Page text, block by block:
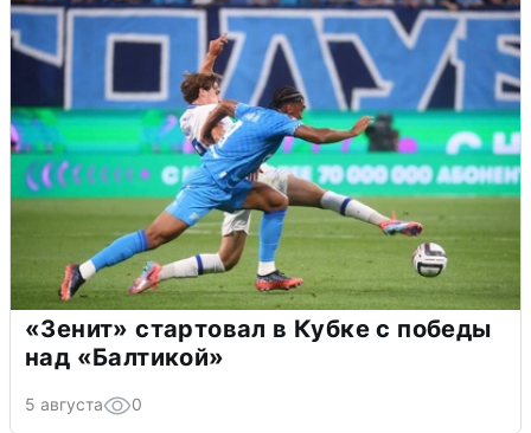
«Зенит» стартовал в Кубке с победы
над «Балтикой»
5 августа 0